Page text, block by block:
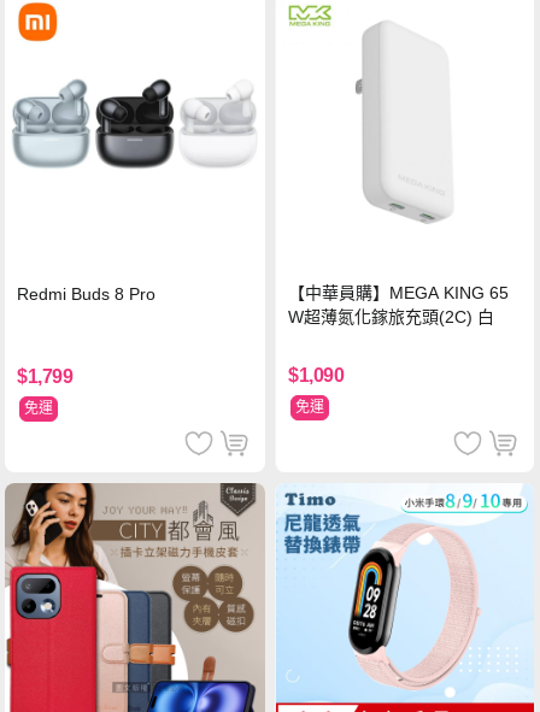
Redmi Buds 8 Pro
$1,799
免運
【中華員購】MEGA KING 65
W超薄氮化鎵旅充頭(2C) 白
$1,090
免運